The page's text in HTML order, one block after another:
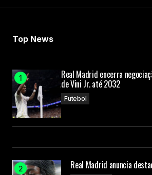
Top News
Real Madrid encerra
de Vini Jr. até 2032
Futebol
Real Madrid anuncia